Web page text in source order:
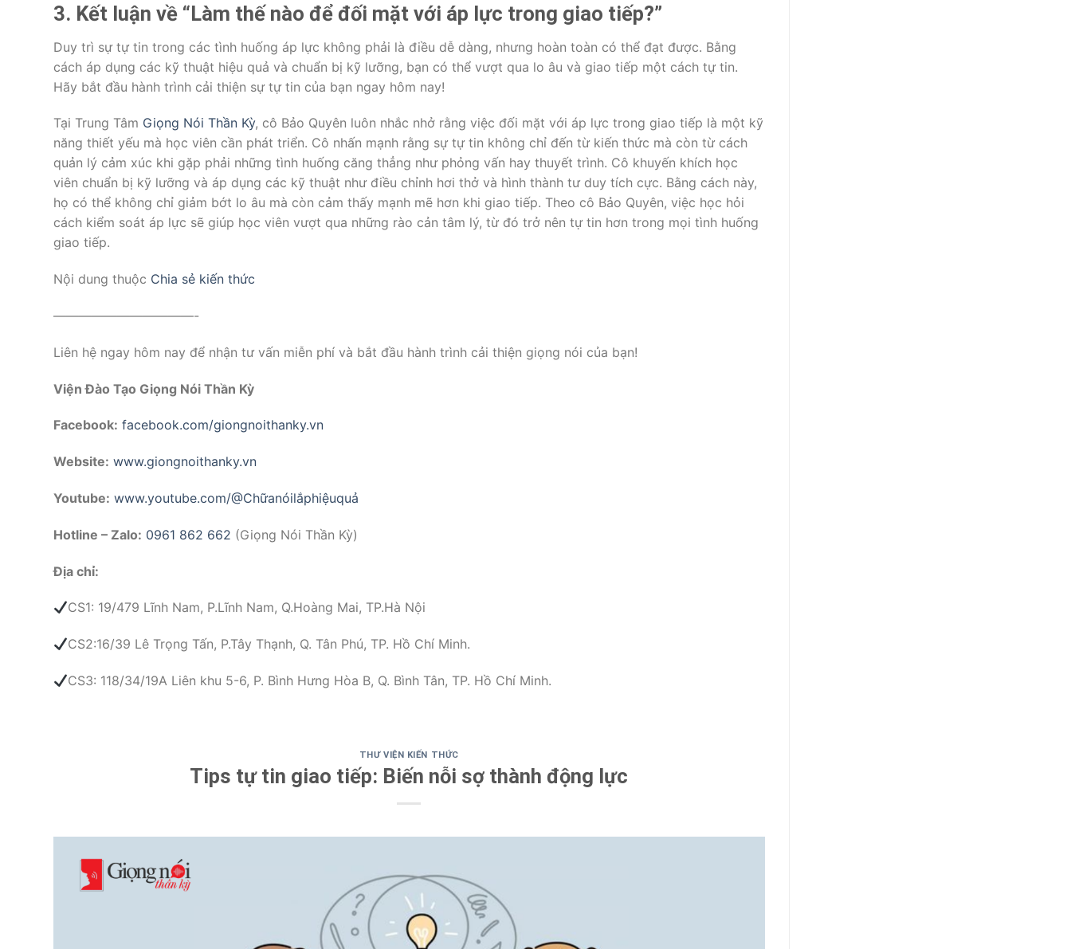
3. Kết luận về “Làm thế nào để đối mặt với áp lực trong giao tiếp?”
Duy trì sự tự tin trong các tình huống áp lực không phải là điều dễ dàng, nhưng hoàn toàn có thể đạt được. Bằng
cách áp dụng các kỹ thuật hiệu quả và chuẩn bị kỹ lưỡng, bạn có thể vượt qua lo âu và giao tiếp một cách tự tin.
Hãy bắt đầu hành trình cải thiện sự tự tin của bạn ngay hôm nay!
Tại Trung Tâm Giọng Nói Thần Kỳ, cô Bảo Quyên luôn nhắc nhở rằng việc đối mặt với áp lực trong giao tiếp là một kỹ
năng thiết yếu mà học viên cần phát triển. Cô nhấn mạnh rằng sự tự tin không chỉ đến từ kiến thức mà còn từ cách
quản lý cảm xúc khi gặp phải những tình huống căng thẳng như phỏng vấn hay thuyết trình. Cô khuyến khích học
viên chuẩn bị kỹ lưỡng và áp dụng các kỹ thuật như điều chỉnh hơi thở và hình thành tư duy tích cực. Bằng cách này,
họ có thể không chỉ giảm bớt lo âu mà còn cảm thấy mạnh mẽ hơn khi giao tiếp. Theo cô Bảo Quyên, việc học hỏi
cách kiểm soát áp lực sẽ giúp học viên vượt qua những rào cản tâm lý, từ đó trở nên tự tin hơn trong mọi tình huống
giao tiếp.
Nội dung thuộc Chia sẻ kiến thức
———————————-
Liên hệ ngay hôm nay để nhận tư vấn miễn phí và bắt đầu hành trình cải thiện giọng nói của bạn!
Viện Đào Tạo Giọng Nói Thần Kỳ
Facebook: facebook.com/giongnoithanky.vn
Website: www.giongnoithanky.vn
Youtube: www.youtube.com/@Chữanóilắphiệuquả
Hotline – Zalo: 0961 862 662 (Giọng Nói Thần Kỳ)
Địa chỉ:
CS1: 19/479 Lĩnh Nam, P.Lĩnh Nam, Q.Hoàng Mai, TP.Hà Nội
CS2:16/39 Lê Trọng Tấn, P.Tây Thạnh, Q. Tân Phú, TP. Hồ Chí Minh.
CS3: 118/34/19A Liên khu 5-6, P. Bình Hưng Hòa B, Q. Bình Tân, TP. Hồ Chí Minh.
THƯ VIỆN KIẾN THỨC
Tips tự tin giao tiếp: Biến nỗi sợ thành động lực